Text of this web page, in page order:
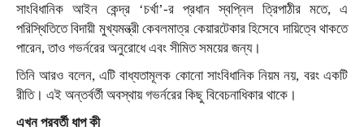
সাংবিধানিক আইন কেন্দ্র ‘চর্খা’-র প্রধান স্বপ্নিল ত্রিপাঠীর মতে, এ
পরিস্থিতিতে বিদায়ী মুখ্যমন্ত্রী কেবলমাত্র কেয়ারটেকার হিসেবে দায়িত্বে থাকতে
পারেন, তাও গভর্নরের অনুরোধে এবং সীমিত সময়ের জন্য।
তিনি আরও বলেন, এটি বাধ্যতামূলক কোনো সাংবিধানিক নিয়ম নয়, বরং একটি
রীতি। এই অন্তর্বর্তী অবস্থায় গভর্নরের কিছু বিবেচনাধিকার থাকে।
এখন পরবর্তী ধাপ কী